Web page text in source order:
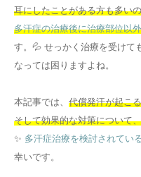
耳にしたことがある方も多い
多汗症の治療後に治療部位以
す。💦 せっかく治療を受けて
なっては困りますよね。
本記事では、 代償発汗が起こ
そして効果的な対策について
✨ 多汗症治療を検討されてい
幸いです。
採用情報
言語